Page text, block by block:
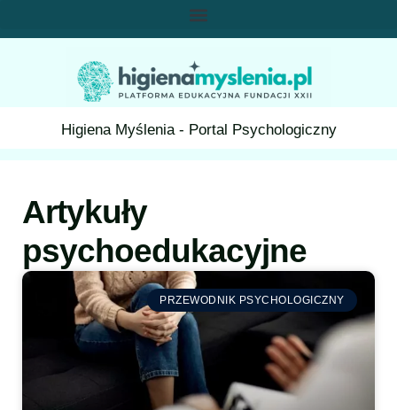
Higiena Myślenia - Portal Psychologiczny
Artykuły
psychoedukacyjne
PRZEWODNIK PSYCHOLOGICZNY